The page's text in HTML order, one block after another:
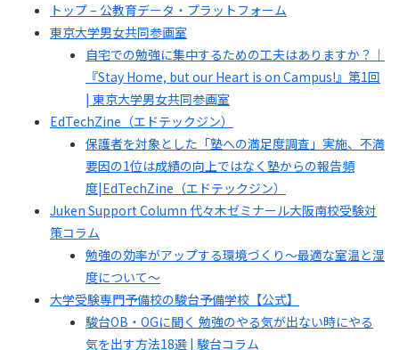
トップ – 公教育データ・プラットフォーム
東京大学男女共同参画室
自宅での勉強に集中するための工夫はありますか？｜
『Stay Home, but our Heart is on Campus!』第1回
| 東京大学男女共同参画室
EdTechZine（エドテックジン）
保護者を対象とした「塾への満足度調査」実施、不満
要因の1位は成績の向上ではなく塾からの報告頻
度|EdTechZine（エドテックジン）
Juken Support Column 代々木ゼミナール大阪南校受験対
策コラム
勉強の効率がアップする環境づくり～最適な室温と湿
度について～
大学受験専門予備校の駿台予備学校【公式】
駿台OB・OGに聞く 勉強のやる気が出ない時にやる
気を出す方法18選 | 駿台コラム